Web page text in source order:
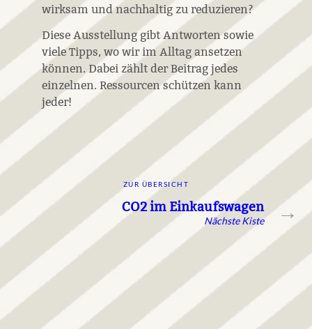
wirksam und nachhaltig zu reduzieren?
Diese Ausstellung gibt Antworten sowie
viele Tipps, wo wir im Alltag ansetzen
können. Dabei zählt der Beitrag jedes
einzelnen. Ressourcen schützen kann
jeder!
ZUR ÜBERSICHT
Nächste Kiste
CO2 im Einkaufswagen →